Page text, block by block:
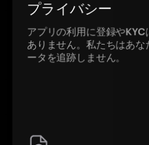
プライバシー
アプリの利用に登録やKYC
ありません。私たちはあな
ータを追跡しません。